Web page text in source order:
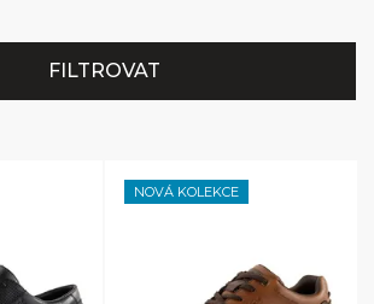
FILTROVAT
NOVÁ KOLEKCE